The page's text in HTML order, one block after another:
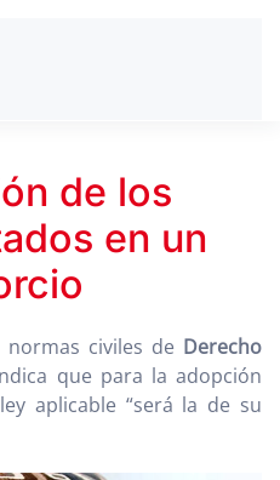
de los
en un
civiles de Derecho
que para la adopción
aplicable “será la de su